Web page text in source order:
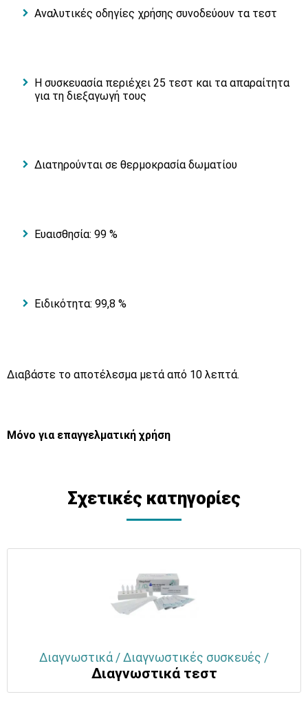
Αναλυτικές οδηγίες χρήσης συνοδεύουν τα τεστ
Η συσκευασία περιέχει 25 τεστ και τα απαραίτητα
για τη διεξαγωγή τους
Διατηρούνται σε θερμοκρασία δωματίου
Ευαισθησία: 99 %
Ειδικότητα: 99,8 %
Διαβάστε το αποτέλεσμα μετά από 10 λεπτά.
Μόνο για επαγγελματική χρήση
Σχετικές κατηγορίες
Διαγνωστικά / Διαγνωστικές συσκευές /
Διαγνωστικά τεστ